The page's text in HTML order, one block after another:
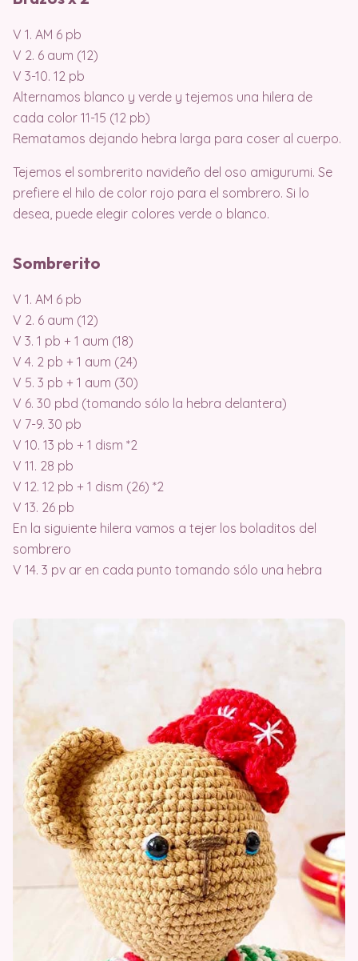
V 1. AM 6 pb
V 2. 6 aum (12)
V 3-10. 12 pb
Alternamos blanco y verde y tejemos una hilera de
cada color 11-15 (12 pb)
Rematamos dejando hebra larga para coser al cuerpo.
Tejemos el sombrerito navideño del oso amigurumi. Se
prefiere el hilo de color rojo para el sombrero. Si lo
desea, puede elegir colores verde o blanco.
Sombrerito
V 1. AM 6 pb
V 2. 6 aum (12)
V 3. 1 pb + 1 aum (18)
V 4. 2 pb + 1 aum (24)
V 5. 3 pb + 1 aum (30)
V 6. 30 pbd (tomando sólo la hebra delantera)
V 7-9. 30 pb
V 10. 13 pb + 1 dism *2
V 11. 28 pb
V 12. 12 pb + 1 dism (26) *2
V 13. 26 pb
En la siguiente hilera vamos a tejer los boladitos del
sombrero
V 14. 3 pv ar en cada punto tomando sólo una hebra